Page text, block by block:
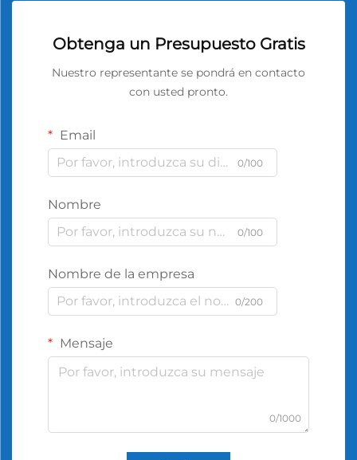
Obtenga un Presupuesto Gratis
Nuestro representante se pondrá en contacto
con usted pronto.
Email
0/100
Nombre
0/100
Nombre de la empresa
0/200
Mensaje
0/1000